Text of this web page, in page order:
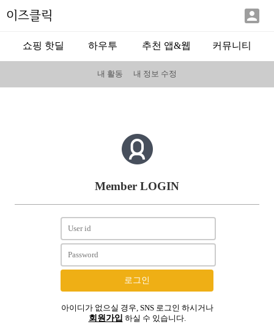
이즈클릭 
쇼핑 핫딜 하우투 추천 앱&웹 커뮤니티
내 활동 내 정보 수정
Member LOGIN
아이디가 없으실 경우, SNS 로그인 하시거나
회원가입 하실 수 있습니다.